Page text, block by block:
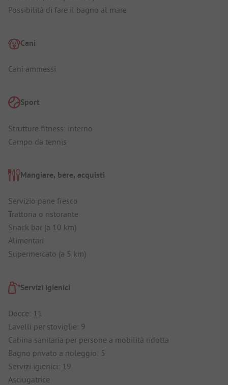
Possibilità di fare il bagno al mare
Cani
Cani ammessi
Sport
Strutture fitness: interno
Campo da tennis
Mangiare, bere, acquisti
Servizio pane fresco
Trattoria o ristorante
Snack bar (a 10 km)
Alimentari
Supermercato (a 5 km)
Servizi igienici
Docce: 11
Lavelli per stoviglie: 9
Cabina sanitaria per persone a mobilità ridotta
Bagno privato a noleggio: 5
Servizi igienici: 19
Asciugatrice